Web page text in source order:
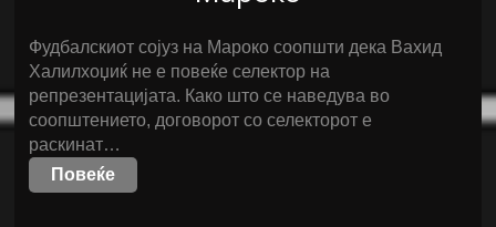
Фудбалскиот сојуз на Мароко соопшти дека Вахид
Халилхоџиќ не е повеќе селектор на
репрезентацијата. Како што се наведува во
соопштението, договорот со селекторот е
раскинат…
Повеќе